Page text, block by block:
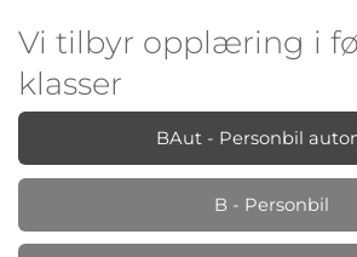
Vi tilbyr opplæring i
klasser
BAut - Personbil
B - Personbil